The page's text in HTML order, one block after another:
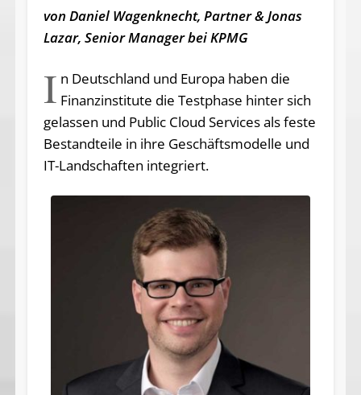
von Daniel Wagenknecht, Partner & Jonas
Lazar, Senior Manager bei KPMG
I n Deutschland und Europa haben die
Finanzinstitute die Testphase hinter sich
gelassen und Public Cloud Services als feste
Bestandteile in ihre Geschäftsmodelle und
IT-Landschaften integriert.